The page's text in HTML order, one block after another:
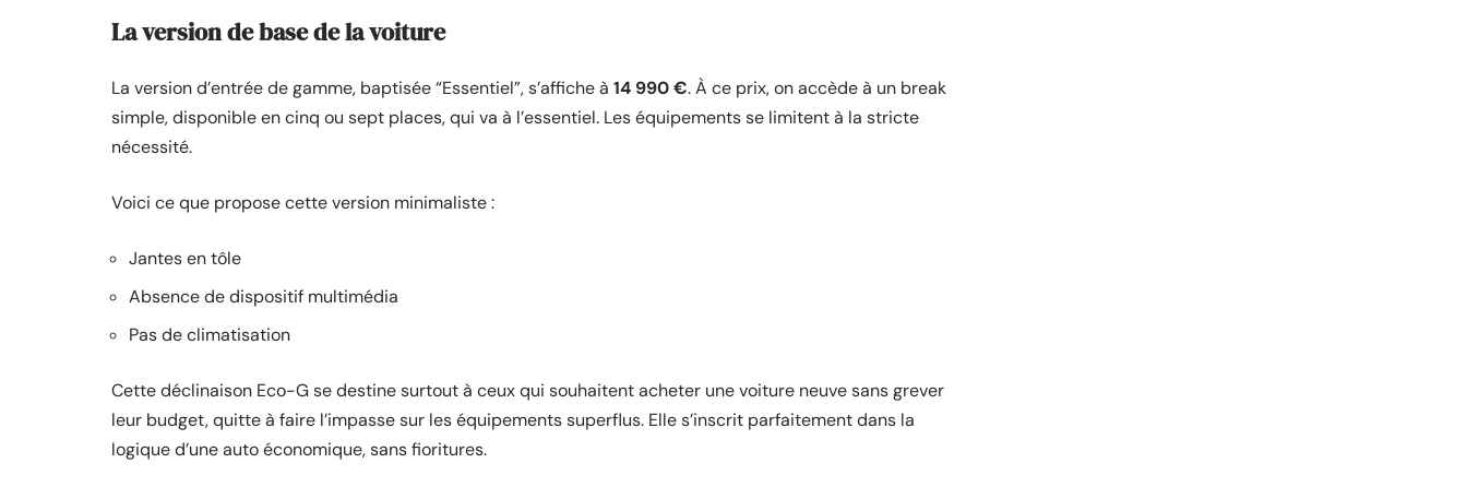
La version de base de la voiture
La version d’entrée de gamme, baptisée “Essentiel”, s’affiche à 14 990 €. À ce prix, on accède à un break
simple, disponible en cinq ou sept places, qui va à l’essentiel. Les équipements se limitent à la stricte
nécessité.
Voici ce que propose cette version minimaliste :
Jantes en tôle
Absence de dispositif multimédia
Pas de climatisation
Cette déclinaison Eco-G se destine surtout à ceux qui souhaitent acheter une voiture neuve sans grever
leur budget, quitte à faire l’impasse sur les équipements superflus. Elle s’inscrit parfaitement dans la
logique d’une auto économique, sans fioritures.